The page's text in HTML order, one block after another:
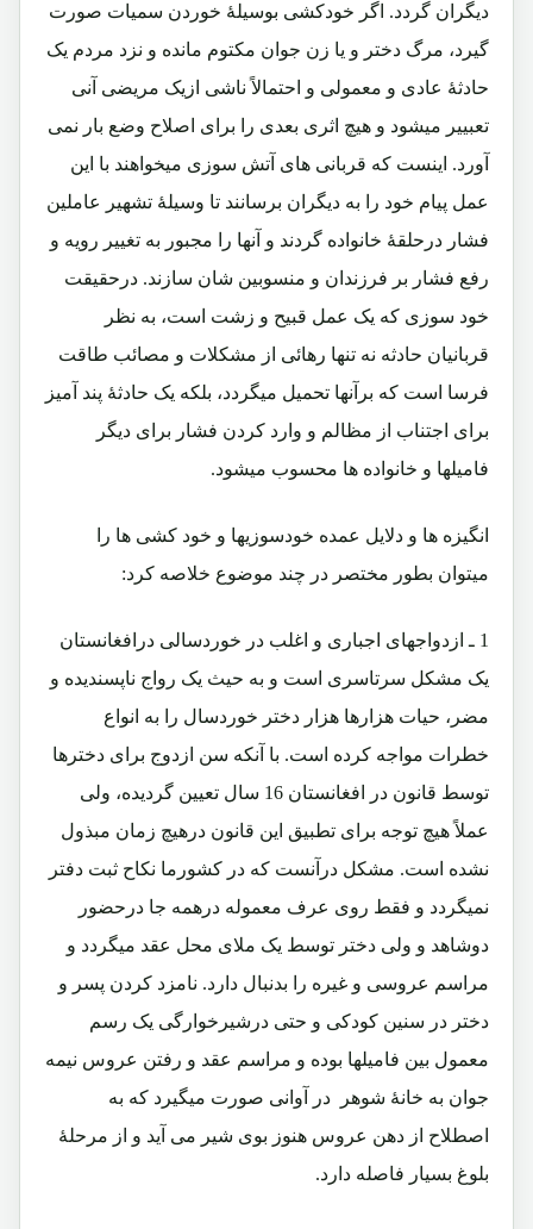
دیگران گردد. اگر خودکشی بوسیلۀ خوردن سمیات صورت
گیرد، مرگ دختر و یا زن جوان مکتوم مانده و نزد مردم یک
حادثۀ عادی و معمولی و احتمالاً ناشی ازیک مریضی آنی
تعبییر میشود و هیچ اثری بعدی را برای اصلاح وضع بار نمی
آورد. اینست که قربانی های آتش سوزی میخواهند با این
عمل پیام خود را به دیگران برسانند تا وسیلۀ تشهیر عاملین
فشار درحلقۀ خانواده گردند و آنها را مجبور به تغییر رویه و
رفع فشار بر فرزندان و منسوبین شان سازند. درحقیقت
خود سوزی که یک عمل قبیح و زشت است، به نظر
قربانیان حادثه نه تنها رهائی از مشکلات و مصائب طاقت
فرسا است که برآنها تحمیل میگردد، بلکه یک حادثۀ پند آمیز
برای اجتناب از مظالم و وارد کردن فشار برای دیگر
فامیلها و خانواده ها محسوب میشود.
انگیزه ها و دلایل عمده خودسوزیها و خود کشی ها را
میتوان بطور مختصر در چند موضوع خلاصه کرد:
1 ـ
ازدواجهای اجباری و اغلب در خوردسالی درافغانستان
یک مشکل سرتاسری است و به حیث یک رواج ناپسندیده و
مضر، حیات هزارها هزار دختر خوردسال را به انواع
خطرات مواجه کرده است. با آنکه سن ازدوج برای دخترها
توسط قانون در افغانستان 16 سال تعیین گردیده، ولی
عملاً هیچ توجه برای تطبیق این قانون درهیچ زمان مبذول
نشده است. مشکل درآنست که در کشورما نکاح ثبت دفتر
نمیگردد و فقط روی عرف معموله درهمه جا درحضور
دوشاهد و ولی دختر توسط یک ملای محل عقد میگردد و
مراسم عروسی و غیره را بدنبال دارد. نامزد کردن پسر و
دختر در سنین کودکی و حتی درشیرخوارگی یک رسم
معمول بین فامیلها بوده و مراسم عقد و رفتن عروس نیمه
جوان به خانۀ شوهر در آوانی صورت میگیرد که به
اصطلاح از دهن عروس هنوز بوی شیر می آید و از مرحلۀ
بلوغ بسیار فاصله دارد.